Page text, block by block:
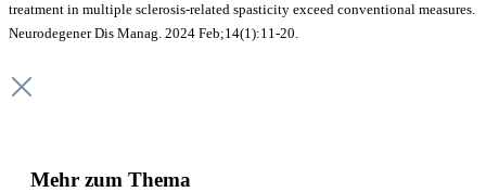
treatment in multiple sclerosis-related spasticity exceed conventional measures.
Neurodegener Dis Manag. 2024 Feb;14(1):11-20.
Mehr zum Thema